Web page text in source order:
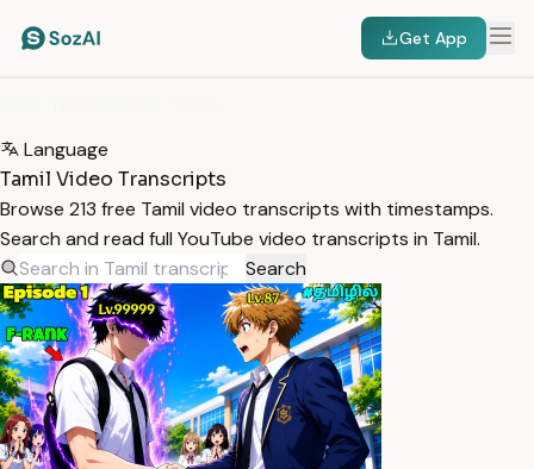
Get App
Language
Tamil Video Transcripts
Browse 213 free Tamil video transcripts with timestamps.
Search and read full YouTube video transcripts in Tamil.
Search